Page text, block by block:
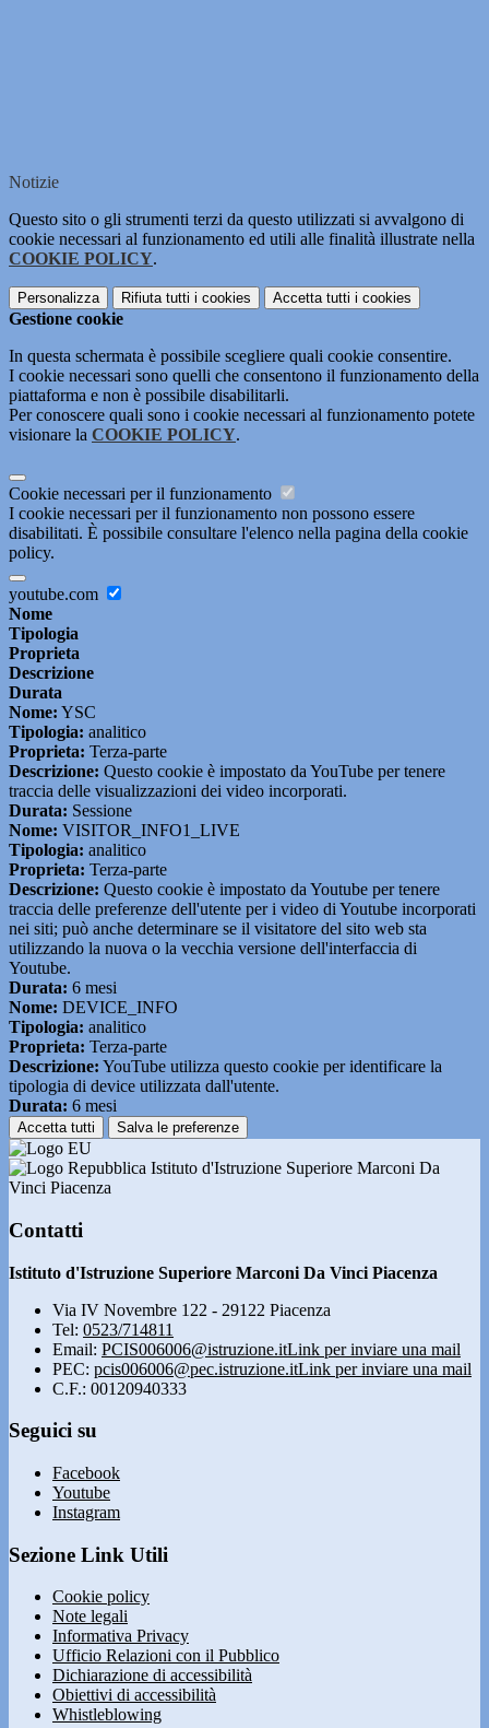
Notizie
Questo sito o gli strumenti terzi da questo utilizzati si avvalgono di
cookie necessari al funzionamento ed utili alle finalità illustrate nella
COOKIE POLICY.
Personalizza Rifiuta tutti i cookies Accetta tutti i cookies
Gestione cookie
In questa schermata è possibile scegliere quali cookie consentire.
I cookie necessari sono quelli che consentono il funzionamento della
piattaforma e non è possibile disabilitarli.
Per conoscere quali sono i cookie necessari al funzionamento potete
visionare la COOKIE POLICY.
Cookie necessari per il funzionamento
I cookie necessari per il funzionamento non possono essere
disabilitati. È possibile consultare l'elenco nella pagina della cookie
policy.
youtube.com
Nome
Tipologia
Proprieta
Descrizione
Durata
Nome: YSC
Tipologia: analitico
Proprieta: Terza-parte
Descrizione: Questo cookie è impostato da YouTube per tenere
traccia delle visualizzazioni dei video incorporati.
Durata: Sessione
Nome: VISITOR_INFO1_LIVE
Tipologia: analitico
Proprieta: Terza-parte
Descrizione: Questo cookie è impostato da Youtube per tenere
traccia delle preferenze dell'utente per i video di Youtube incorporati
nei siti; può anche determinare se il visitatore del sito web sta
utilizzando la nuova o la vecchia versione dell'interfaccia di
Youtube.
Durata: 6 mesi
Nome: DEVICE_INFO
Tipologia: analitico
Proprieta: Terza-parte
Descrizione: YouTube utilizza questo cookie per identificare la
tipologia di device utilizzata dall'utente.
Durata: 6 mesi
Accetta tutti Salva le preferenze
Istituto d'Istruzione Superiore Marconi Da
Vinci Piacenza
Contatti
Istituto d'Istruzione Superiore Marconi Da Vinci Piacenza
Via IV Novembre 122 - 29122 Piacenza
Tel: 0523/714811
Email: PCIS006006@istruzione.itLink per inviare una mail
PEC: pcis006006@pec.istruzione.itLink per inviare una mail
C.F.: 00120940333
Seguici su
Facebook
Youtube
Instagram
Sezione Link Utili
Cookie policy
Note legali
Informativa Privacy
Ufficio Relazioni con il Pubblico
Dichiarazione di accessibilità
Obiettivi di accessibilità
Whistleblowing